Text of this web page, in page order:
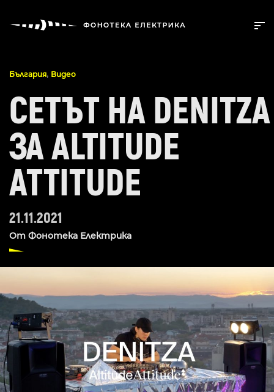
България, Видео
СЕТЪТ НА DENITZA
ЗА ALTITUDE
ATTITUDE
21.11.2021
От Фонотека Електрика